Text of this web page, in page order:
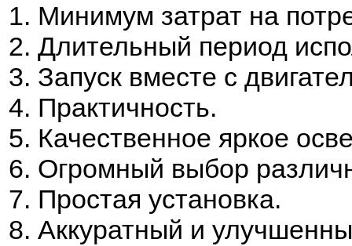
Минимум затрат на
Длительный период
Запуск вместе с
Практичность.
Качественное яркое
Огромный выбор
Простая установка.
Аккуратный и